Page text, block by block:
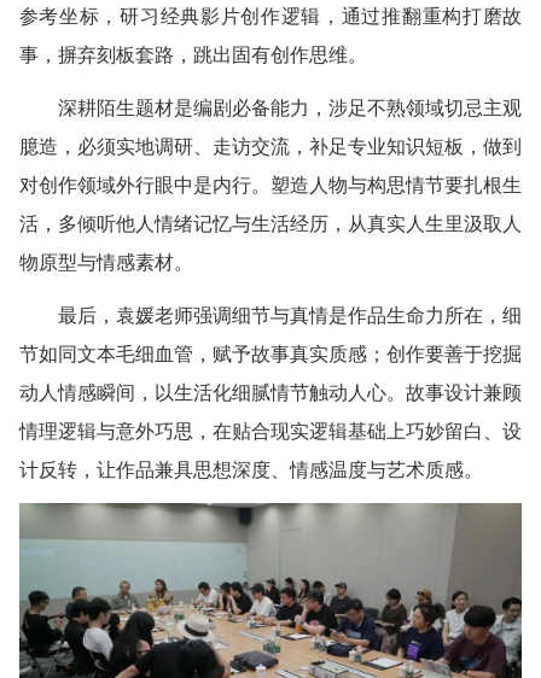
参考坐标，研习经典影片创作逻辑，通过推翻重构打磨故
事，摒弃刻板套路，跳出固有创作思维。
深耕陌生题材是编剧必备能力，涉足不熟领域切忌主观
臆造，必须实地调研、走访交流，补足专业知识短板，做到
对创作领域外行眼中是内行。塑造人物与构思情节要扎根生
活，多倾听他人情绪记忆与生活经历，从真实人生里汲取人
物原型与情感素材。
最后，袁媛老师强调细节与真情是作品生命力所在，细
节如同文本毛细血管，赋予故事真实质感；创作要善于挖掘
动人情感瞬间，以生活化细腻情节触动人心。故事设计兼顾
情理逻辑与意外巧思，在贴合现实逻辑基础上巧妙留白、设
计反转，让作品兼具思想深度、情感温度与艺术质感。